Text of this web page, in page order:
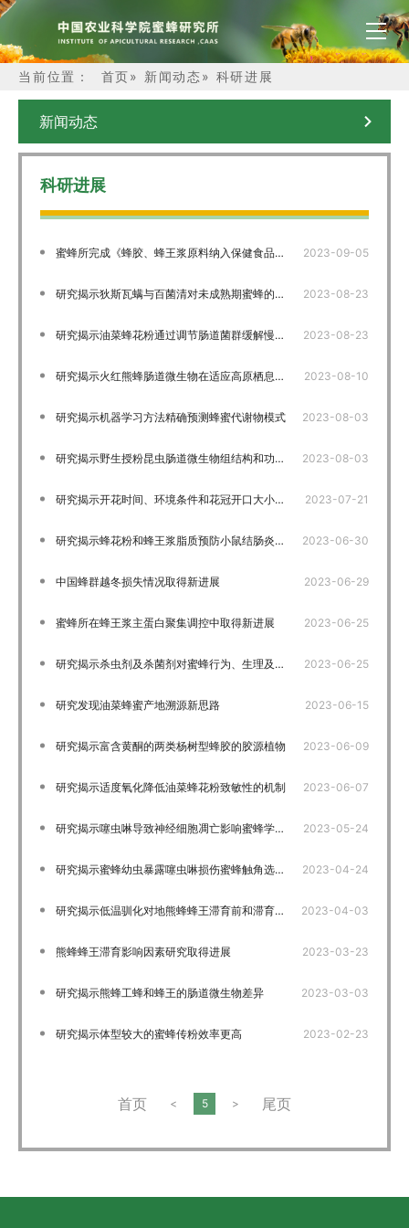
当前位置： 首页» 新闻动态» 科研进展
新闻动态
科研进展
2023-09-05
蜜蜂所完成《蜂胶、蜂王浆原料纳入保健食品备案目录》项目验收
2023-08-23
研究揭示狄斯瓦螨与百菌清对未成熟期蜜蜂的交互作用机制
2023-08-23
研究揭示油菜蜂花粉通过调节肠道菌群缓解慢性非细菌性前列腺炎
2023-08-10
研究揭示火红熊蜂肠道微生物在适应高原栖息地的潜在作用
2023-08-03
研究揭示机器学习方法精确预测蜂蜜代谢物模式
2023-08-03
研究揭示野生授粉昆虫肠道微生物组结构和功能的分歧和趋同规律
2023-07-21
研究揭示开花时间、环境条件和花冠开口大小对油菜花泌蜜的影响
2023-06-30
研究揭示蜂花粉和蜂王浆脂质预防小鼠结肠炎差异机制
2023-06-29
中国蜂群越冬损失情况取得新进展
2023-06-25
蜜蜂所在蜂王浆主蛋白聚集调控中取得新进展
2023-06-25
研究揭示杀虫剂及杀菌剂对蜜蜂行为、生理及基因表达的影响
2023-06-15
研究发现油菜蜂蜜产地溯源新思路
2023-06-09
研究揭示富含黄酮的两类杨树型蜂胶的胶源植物
2023-06-07
研究揭示适度氧化降低油菜蜂花粉致敏性的机制
2023-05-24
研究揭示噻虫啉导致神经细胞凋亡影响蜜蜂学习记忆
2023-04-24
研究揭示蜜蜂幼虫暴露噻虫啉损伤蜜蜂触角选择性和学习记忆行为
2023-04-03
研究揭示低温驯化对地熊蜂蜂王滞育前和滞育期营养物质的影响
2023-03-23
熊蜂蜂王滞育影响因素研究取得进展
2023-03-03
研究揭示熊蜂工蜂和蜂王的肠道微生物差异
2023-02-23
研究揭示体型较大的蜜蜂传粉效率更高
首页 < 5 > 尾页